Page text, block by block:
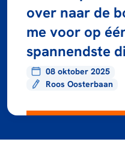
over naar de
me voor op
spannendste
08 oktober 2025
Roos Oosterbaan